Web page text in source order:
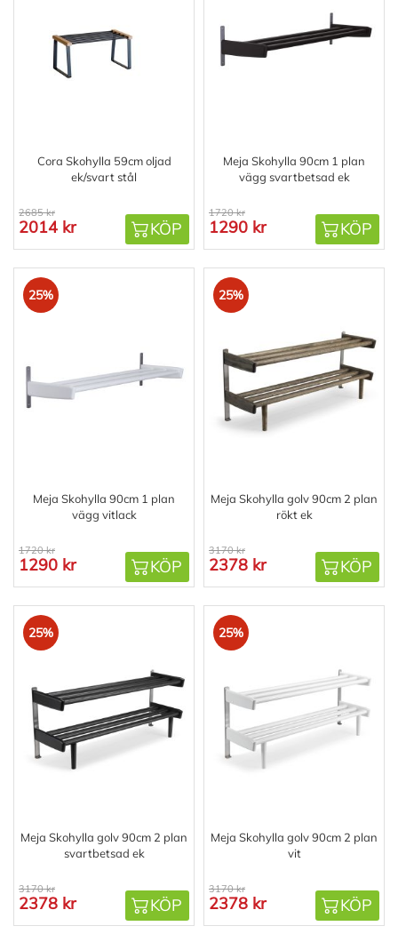
Cora Skohylla 59cm oljad
ek/svart stål
2685 kr
2014 kr KÖP
Meja Skohylla 90cm 1 plan
vägg svartbetsad ek
1720 kr
1290 kr KÖP
25%
Meja Skohylla 90cm 1 plan
vägg vitlack
1720 kr
1290 kr KÖP
25%
Meja Skohylla golv 90cm 2 plan
rökt ek
3170 kr
2378 kr KÖP
25%
Meja Skohylla golv 90cm 2 plan
svartbetsad ek
3170 kr
2378 kr KÖP
25%
Meja Skohylla golv 90cm 2 plan
vit
3170 kr
2378 kr KÖP